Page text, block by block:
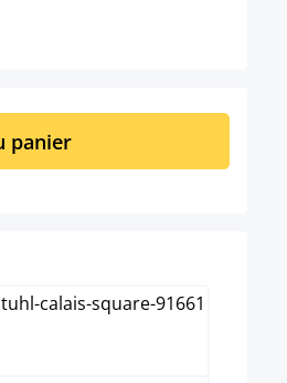
souhaitée ou
panier